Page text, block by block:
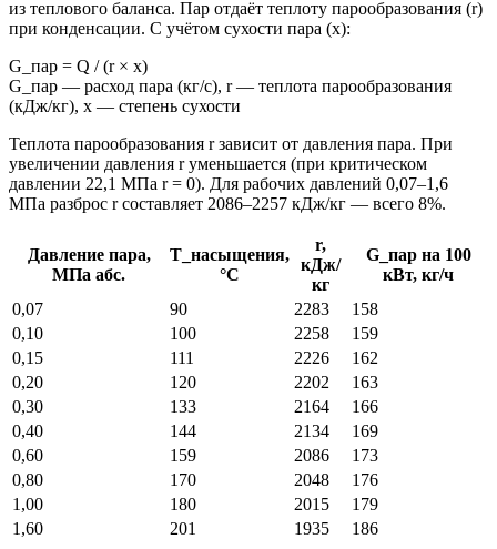
из теплового баланса. Пар отдаёт теплоту парообразования (r)
при конденсации. С учётом сухости пара (x):
G_пар = Q / (r × x)
G_пар — расход пара (кг/с), r — теплота парообразования
(кДж/кг), x — степень сухости
Теплота парообразования r зависит от давления пара. При
увеличении давления r уменьшается (при критическом
давлении 22,1 МПа r = 0). Для рабочих давлений 0,07–1,6
МПа разброс r составляет 2086–2257 кДж/кг — всего 8%.
Давление пара,
МПа абс.
T_насыщения,
°C
r,
кДж/
кг
G_пар на 100
кВт, кг/ч
0,07
90 2283
158
0,10
100 2258
159
0,15
111 2226
162
0,20
120 2202
163
0,30
133 2164
166
0,40
144 2134
169
0,60
159 2086
173
0,80
170 2048
176
1,00
180 2015
179
1,60
201 1935 186